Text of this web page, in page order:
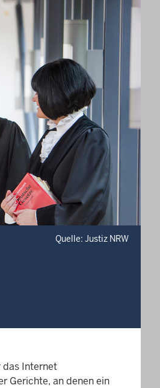
Quelle: Justiz NRW
das Internet
Gerichte, an denen ein